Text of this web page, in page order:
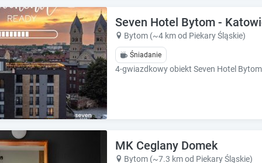
t
t
h
k
e
y
b
o
a
d
s
t
h
e
k
e
s
Seven Hotel Bytom -
Bytom (~4 km od Piekary Śląskie)
Śniadanie
MK Ceglany Domek
Bytom (~7.3 km od Piekary Śląskie)